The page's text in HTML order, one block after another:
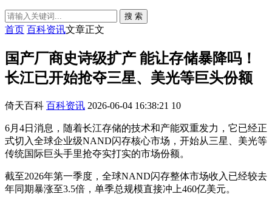
搜 索
首页 百科资讯文章正文
国产厂商史诗级扩产 能让存储暴降吗！
长江已开始抢夺三星、美光等巨头份额
倚天百科 百科资讯 2026-06-04 16:38:21 10
6月4日消息，随着长江存储的技术和产能双重发力，它已经正
式切入全球企业级NAND闪存核心市场，开始从三星、美光等
传统国际巨头手里抢夺实打实的市场份额。
截至2026年第一季度，全球NAND闪存整体市场收入已经较去
年同期暴涨至3.5倍，单季总规模直接冲上460亿美元。